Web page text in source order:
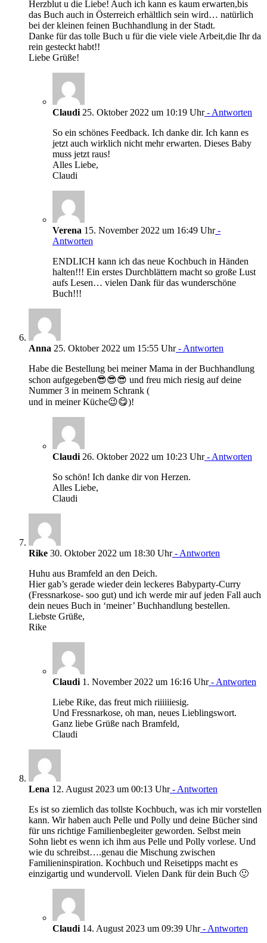
Herzblut u die Liebe! Auch ich kann es kaum erwarten,bis
das Buch auch in Österreich erhältlich sein wird… natürlich
bei der kleinen feinen Buchhandlung in der Stadt.
Danke für das tolle Buch u für die viele viele Arbeit,die Ihr da
rein gesteckt habt!!
Liebe Grüße!
Claudi25. Oktober 2022 um 10:19 Uhr- Antworten
So ein schönes Feedback. Ich danke dir. Ich kann es
jetzt auch wirklich nicht mehr erwarten. Dieses Baby
muss jetzt raus!
Alles Liebe,
Claudi
Verena 15. November 2022 um 16:49 Uhr-
Antworten
ENDLICH kann ich das neue Kochbuch in Händen
halten!!! Ein erstes Durchblättern macht so große Lust
aufs Lesen… vielen Dank für das wunderschöne
Buch!!!
Anna 25. Oktober 2022 um 15:55 Uhr- Antworten
Habe die Bestellung bei meiner Mama in der Buchhandlung
schon aufgegeben😎😎😎 und freu mich riesig auf deine
Nummer 3 in meinem Schrank (
und in meiner Küche😉😋)!
Claudi26. Oktober 2022 um 10:23 Uhr- Antworten
So schön! Ich danke dir von Herzen.
Alles Liebe,
Claudi
Rike 30. Oktober 2022 um 18:30 Uhr- Antworten
Huhu aus Bramfeld an den Deich.
Hier gab’s gerade wieder dein leckeres Babyparty-Curry
(Fressnarkose- soo gut) und ich werde mir auf jeden Fall auch
dein neues Buch in ‘meiner’ Buchhandlung bestellen.
Liebste Grüße,
Rike
Claudi1. November 2022 um 16:16 Uhr- Antworten
Liebe Rike, das freut mich riiiiiiesig.
Und Fressnarkose, oh man, neues Lieblingswort.
Ganz liebe Grüße nach Bramfeld,
Claudi
Lena 12. August 2023 um 00:13 Uhr- Antworten
Es ist so ziemlich das tollste Kochbuch, was ich mir vorstellen
kann. Wir haben auch Pelle und Polly und deine Bücher sind
für uns richtige Familienbegleiter geworden. Selbst mein
Sohn liebt es wenn ich ihm aus Pelle und Polly vorlese. Und
wie du schreibst….genau die Mischung zwischen
Familieninspiration. Kochbuch und Reisetipps macht es
einzigartig und wundervoll. Vielen Dank für dein Buch 🙂
Claudi14. August 2023 um 09:39 Uhr- Antworten